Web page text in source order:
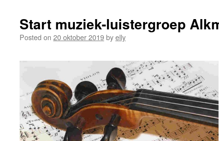
Start muziek-luistergroep
Posted on 20 oktober 2019byelly